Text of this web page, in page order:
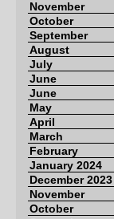
November
October
September
August
July
June
June
May
April
March
February
January 2024
December 2023
November
October